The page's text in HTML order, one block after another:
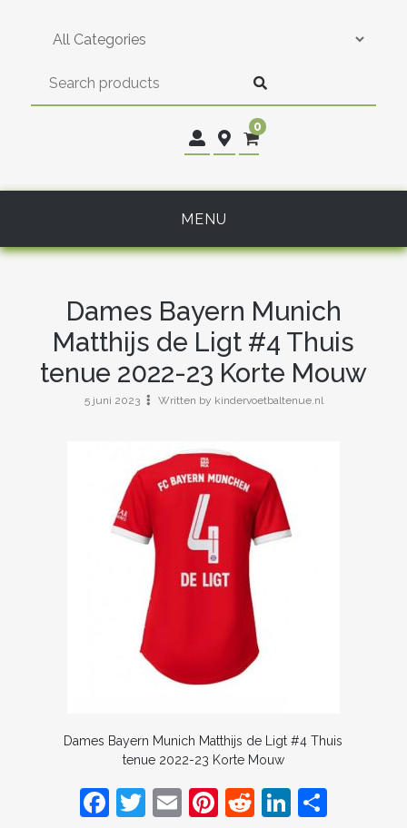
0
MENU
Dames Bayern Munich
Matthijs de Ligt #4 Thuis
tenue 2022-23 Korte Mouw
5 juni 2023 Written by kindervoetbaltenue.nl
Dames Bayern Munich Matthijs de Ligt #4 Thuis
tenue 2022-23 Korte Mouw
F
T E Pi R Li